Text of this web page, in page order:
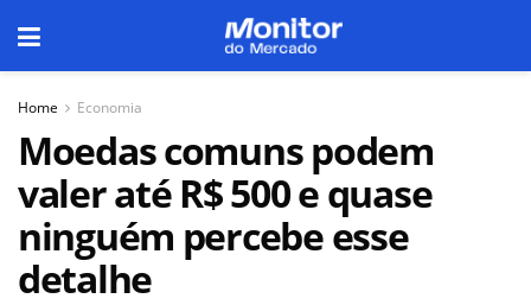
Home Economia
Moedas comuns podem
valer até R$ 500 e quase
ninguém percebe esse
detalhe